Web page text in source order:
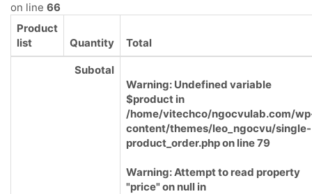
on line 66
Product
list
Quantity Total
Subotal
Warning: Undefined variable
$product in
/home/vitechco/ngocvulab.com/
content/themes/leo_ngocvu/single-
product_order.phpon line79
Warning: Attempt to read property
"price" on null in